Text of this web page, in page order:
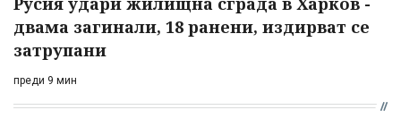
двама загинали, 18 ранени, издирват се
затрупани
преди 9 мин